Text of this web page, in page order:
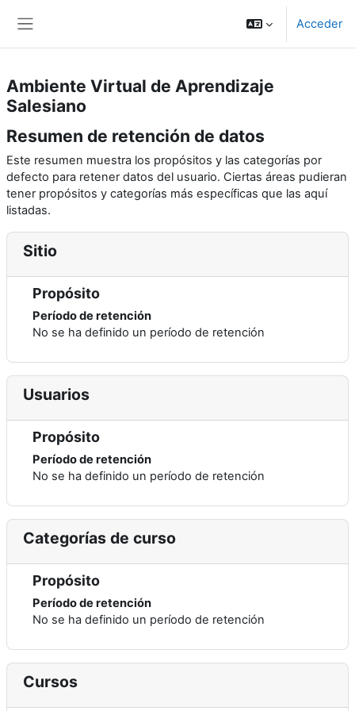
Acceder
Ambiente Virtual de Aprendizaje
Salesiano
Resumen de retención de datos
Este resumen muestra los propósitos y las categorías por
defecto para retener datos del usuario. Ciertas áreas pudieran
tener propósitos y categorías más específicas que las aquí
listadas.
Sitio
Propósito
Período de retención
No se ha definido un período de retención
Usuarios
Propósito
Período de retención
No se ha definido un período de retención
Categorías de curso
Propósito
Período de retención
No se ha definido un período de retención
Cursos